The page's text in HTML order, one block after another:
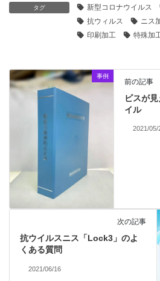
タグ 新型コロナウイルス
抗ウィルス
ニス
印刷加工
特殊加
事例
前の記事
ビスが
イル
2021/05/
次の記事
抗ウイルスニス「Lock3」のよ
くある質問
2021/06/16